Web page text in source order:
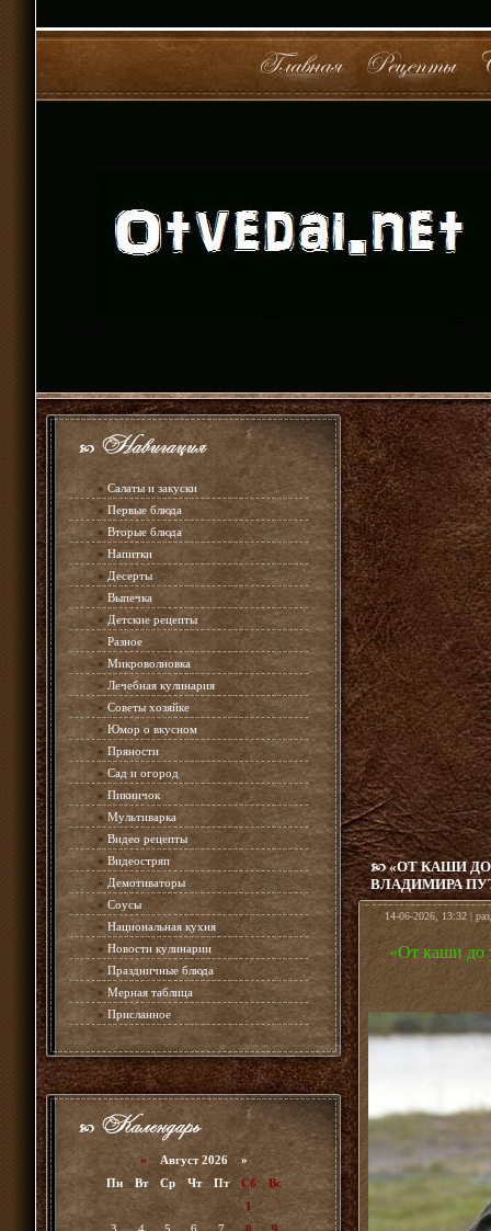
» Салаты и закуски
» Первые блюда
» Вторые блюда
» Напитки
»Десерты
» Выпечка
» Детские рецепты
» Разное
» Микроволновка
» Лечебная кулинария
» Советы хозяйке
» Юмор о вкусном
» Пряности
» Сад и огород
» Пикничок
» Мультиварка
» Видео рецепты
» Видеостряп
» Демотиваторы
» Соусы
» Национальная кухня
» Новости кулинарии
» Праздничные блюда
» Мерная таблица
» Присланное
« Август 2026 »
Пн
Вт Ср Чт Пт Сб
Вс
1
2
«ОТ КАШИ
ВЛАДИМИРА
14-06-2026, 13:32 |
«От каши до